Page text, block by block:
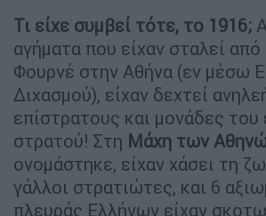
Τι είχε συμβεί τότε, το 1916;
αγήματα που είχαν σταλεί
Φουρνέ στην Αθήνα (εν μέσω
Διχασμού), είχαν δεχτεί
επίστρατους και μονάδες του
στρατού! Στη Μάχη των
ονομάστηκε, είχαν χάσει τη
γάλλοι στρατιώτες, και 6
πλευράς Ελλήνων είχαν